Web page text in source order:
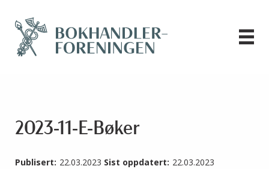
2023-11-E-Bøker
Publisert: 22.03.2023 Sist oppdatert: 22.03.2023